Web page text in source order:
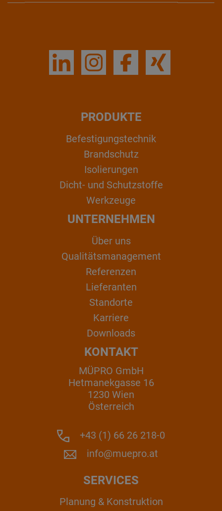
PRODUKTE
Befestigungstechnik
Brandschutz
Isolierungen
Dicht- und Schutzstoffe
Werkzeuge
UNTERNEHMEN
Über uns
Qualitätsmanagement
Referenzen
Lieferanten
Standorte
Karriere
Downloads
KONTAKT
MÜPRO GmbH
Hetmanekgasse 16
1230 Wien
Österreich
+43 (1) 66 26 218-0
info@muepro.at
SERVICES
Planung & Konstruktion